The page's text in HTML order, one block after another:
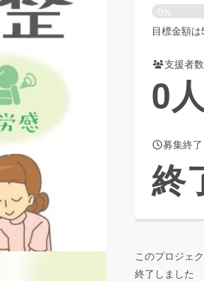
ビューティー・ヘルスケア
Good
さと納税
0%
目標金額
支援者数
0人
募集終
終
このプロジェク
終了しました